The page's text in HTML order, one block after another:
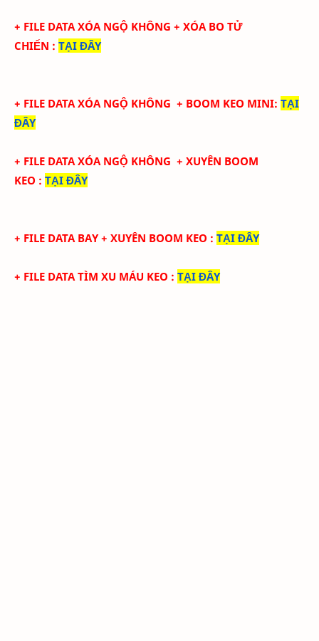
+ FILE DATA XÓA NGỘ KHÔNG + XÓA BO TỬ
CHIẾN : TẠI ĐÂY
+ FILE DATA XÓA NGỘ KHÔNG + BOOM KEO MINI: TẠI
ĐÂY
+ FILE DATA XÓA NGỘ KHÔNG + XUYÊN BOOM
KEO : TẠI ĐÂY
+ FILE DATA BAY + XUYÊN BOOM KEO : TẠI ĐÂY
+ FILE DATA TÌM XU MÁU KEO : TẠI ĐÂY